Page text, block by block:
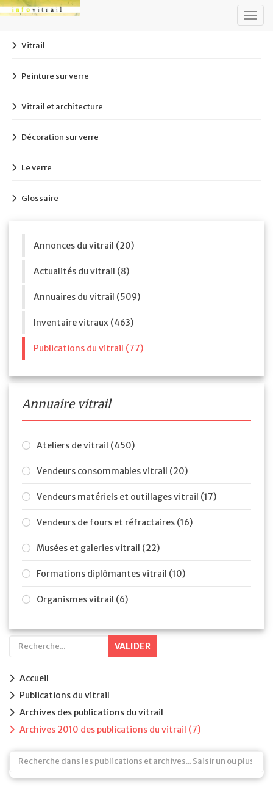
Vitrail
Peinture sur verre
Vitrail et architecture
Décoration sur verre
Le verre
Glossaire
Annonces du vitrail (20)
Actualités du vitrail (8)
Annuaires du vitrail (509)
Inventaire vitraux (463)
Publications du vitrail (77)
Annuaire vitrail
Ateliers de vitrail (450)
Vendeurs consommables vitrail (20)
Vendeurs matériels et outillages vitrail (17)
Vendeurs de fours et réfractaires (16)
Musées et galeries vitrail (22)
Formations diplômantes vitrail (10)
Organismes vitrail (6)
VALIDER
Accueil
Publications du vitrail
Archives des publications du vitrail
Archives 2010 des publications du vitrail (7)